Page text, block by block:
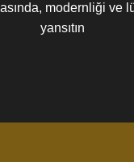
modernliği ve
yansıtın